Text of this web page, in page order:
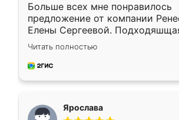
Больше всех мне понравилось
предложение от компании
Елены Сергеевой.
короткие сроки изготовления.
для замера сотрудник Владислав
предложил по моему эскизу
Читать полностью
Ярослава